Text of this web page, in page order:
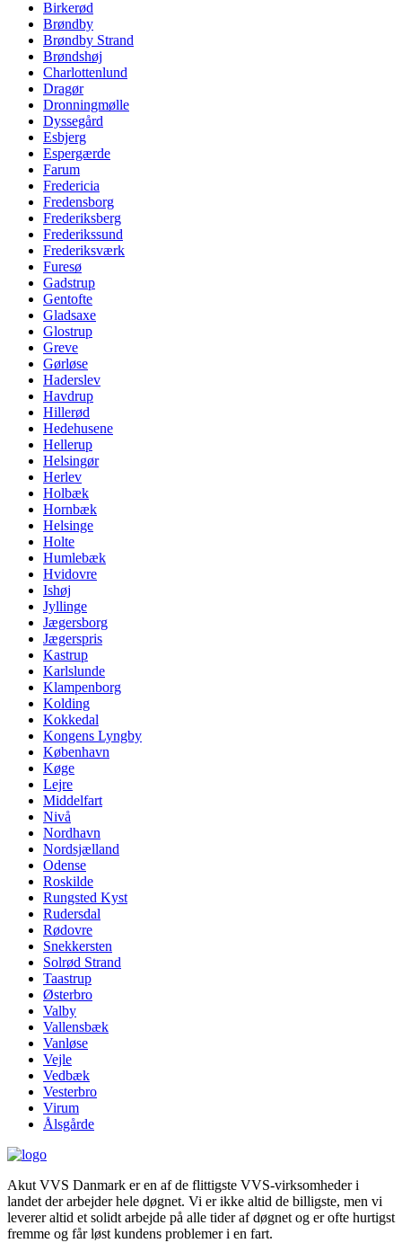
Birkerød
Brøndby
Brøndby Strand
Brøndshøj
Charlottenlund
Dragør
Dronningmølle
Dyssegård
Esbjerg
Espergærde
Farum
Fredericia
Fredensborg
Frederiksberg
Frederikssund
Frederiksværk
Furesø
Gadstrup
Gentofte
Gladsaxe
Glostrup
Greve
Gørløse
Haderslev
Havdrup
Hillerød
Hedehusene
Hellerup
Helsingør
Herlev
Holbæk
Hornbæk
Helsinge
Holte
Humlebæk
Hvidovre
Ishøj
Jyllinge
Jægersborg
Jægerspris
Kastrup
Karlslunde
Klampenborg
Kolding
Kokkedal
Kongens Lyngby
København
Køge
Lejre
Middelfart
Nivå
Nordhavn
Nordsjælland
Odense
Roskilde
Rungsted Kyst
Rudersdal
Rødovre
Snekkersten
Solrød Strand
Taastrup
Østerbro
Valby
Vallensbæk
Vanløse
Vejle
Vedbæk
Vesterbro
Virum
Ålsgårde
Akut VVS Danmark er en af de flittigste VVS-virksomheder i
landet der arbejder hele døgnet. Vi er ikke altid de billigste, men vi
leverer altid et solidt arbejde på alle tider af døgnet og er ofte hurtigst
fremme og får løst kundens problemer i en fart.